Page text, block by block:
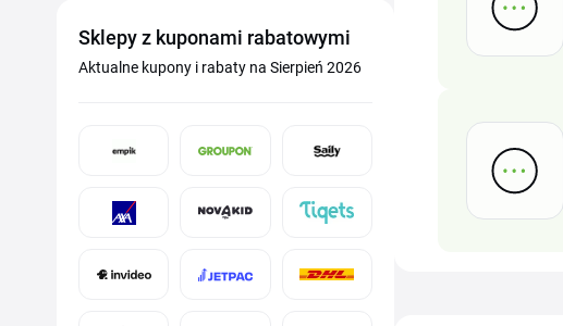
Sklepy z kuponami rabatowymi
Aktualne kupony i rabaty na Sierpień 2026